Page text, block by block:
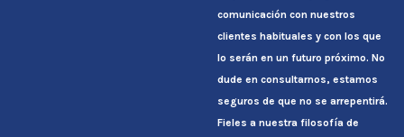
comunicación con nuestros
clientes habituales y con los que
lo serán en un futuro próximo. No
dude en consultarnos, estamos
seguros de que no se arrepentirá.
Fieles a nuestra filosofía de